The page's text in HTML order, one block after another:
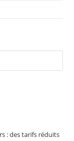
: des tarifs réduits